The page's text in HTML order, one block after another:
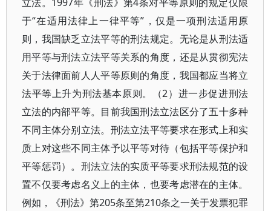
于“在适用法律上一律平等”，仅是一项刑法适用原
则，我国缺乏立法平等的刑法规定。无论是从刑法适
用平等与刑法立法平等关系的角度，还是从贯彻宪法
关于法律面前人人平等原则的角度，我国都应当将立
法平等上升为刑法基本原则。（2）进一步促进刑法
立法的内部平等。目前我国刑法立法区分了五十多种
不同主体分别立法。刑法立法平等要求在形式上和实
质上对这些不同主体予以平等对待（包括平等保护和
平等惩罚）。刑法立法的实质平等要求刑法规范的设
置不仅要考虑名义上的主体，也要考虑潜在的主体。
例如，《刑法》第205条至第210条之一关于发票犯罪